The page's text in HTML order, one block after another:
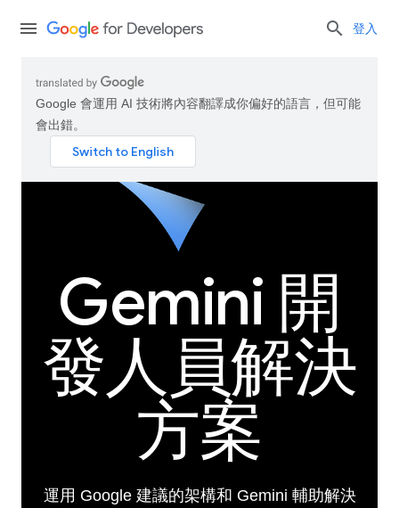
登入
Google 會運用 AI 技術將內容翻譯成你偏好的語言，但可能
會出錯。
Gemini 開
發人員解決
方案
運用 Google 建議的架構和 Gemini 輔助解決